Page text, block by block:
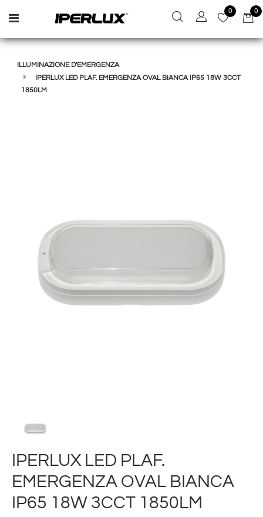
Open menu
0 0
ILLUMINAZIONE D'EMERGENZA
IPERLUX LED PLAF. EMERGENZA OVAL BIANCA IP65 18W 3CCT
1850LM
IPERLUX LED PLAF.
EMERGENZA OVAL BIANCA
IP65 18W 3CCT 1850LM